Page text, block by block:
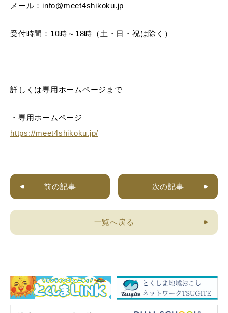
メール：info@meet4shikoku.jp
受付時間：10時～18時（土・日・祝は除く）
詳しくは専用ホームページまで
・専用ホームページ
https://meet4shikoku.jp/
前の記事 次の記事
一覧へ戻る